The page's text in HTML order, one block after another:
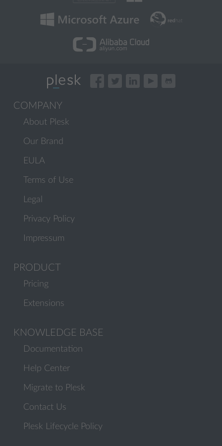
COMPANY
About Plesk
Our Brand
EULA
Terms of Use
Legal
Privacy Policy
Impressum
PRODUCT
Pricing
Extensions
KNOWLEDGE BASE
Documentation
Help Center
Migrate to Plesk
Contact Us
Plesk Lifecycle Policy